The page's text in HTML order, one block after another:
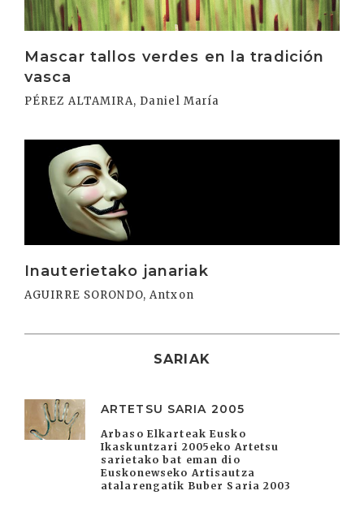
Mascar tallos verdes en la tradición
vasca
PÉREZ ALTAMIRA, Daniel María
Inauterietako janariak
AGUIRRE SORONDO, Antxon
Irakurri
SARIAK
ARTETSU SARIA 2005
Arbaso Elkarteak Eusko
Ikaskuntzari 2005eko Artetsu
sarietako bat eman dio
Euskonewseko Artisautza
atalarengatik Buber Saria 2003